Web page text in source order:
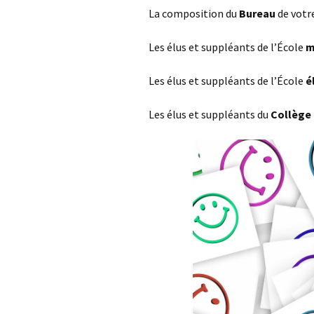
Les projets
Débats et
Nous rejoindre
Contact
Ligne éditoriale
Mentions
La composition du Bureau de
Les élus et suppléants de l’École
Les élus et suppléants de l’École
Les élus et suppléants du Collège